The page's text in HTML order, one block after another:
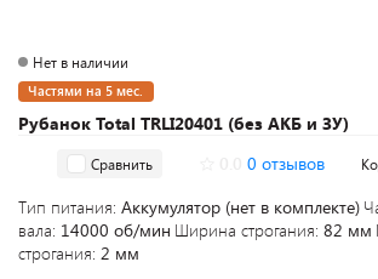
Рубанок Total TRLI20401 (без АКБ и ЗУ)
Нет в наличии
Частями на 5 мес.
Сравнить 0 отзывов
Тип питания: Аккумулятор (нет в комплекте)
вала: 14000 об/мин Ширина строгания: 82 мм
строгания: 2 мм